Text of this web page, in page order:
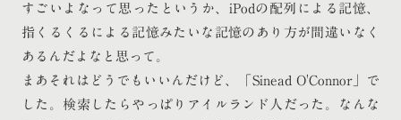
すごいよなって思ったというか、iPodの配列による記憶、
指くるくるによる記憶みたいな記憶のあり方が間違いなく
あるんだよなと思って。
まあそれはどうでもいいんだけど、「Sinead O'Connor」で
した。検索したらやっぱりアイルランド人だった。なんな